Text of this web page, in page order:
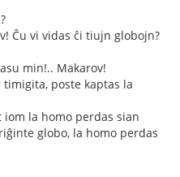
Ĉu vi vidas ĉi tiujn globojn?
min!.. Makarov!
timigita, poste kaptas la
iom la homo perdas sian
globo, la homo perdas